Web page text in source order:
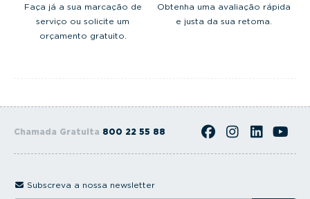
Faça já a sua marcação de
serviço ou solicite um
orçamento gratuito.
Obtenha uma avaliação rápida
e justa da sua retoma.
Chamada Gratuita 800 22 55 88
Subscreva a nossa newsletter